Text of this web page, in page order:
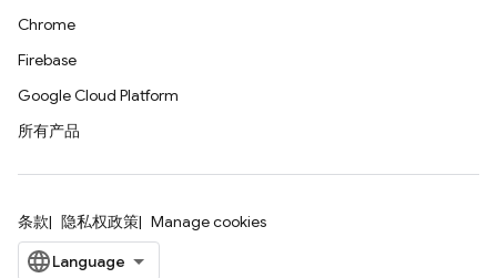
Chrome
Firebase
Google Cloud Platform
所有产品
条款 隐私权政策 Manage cookies